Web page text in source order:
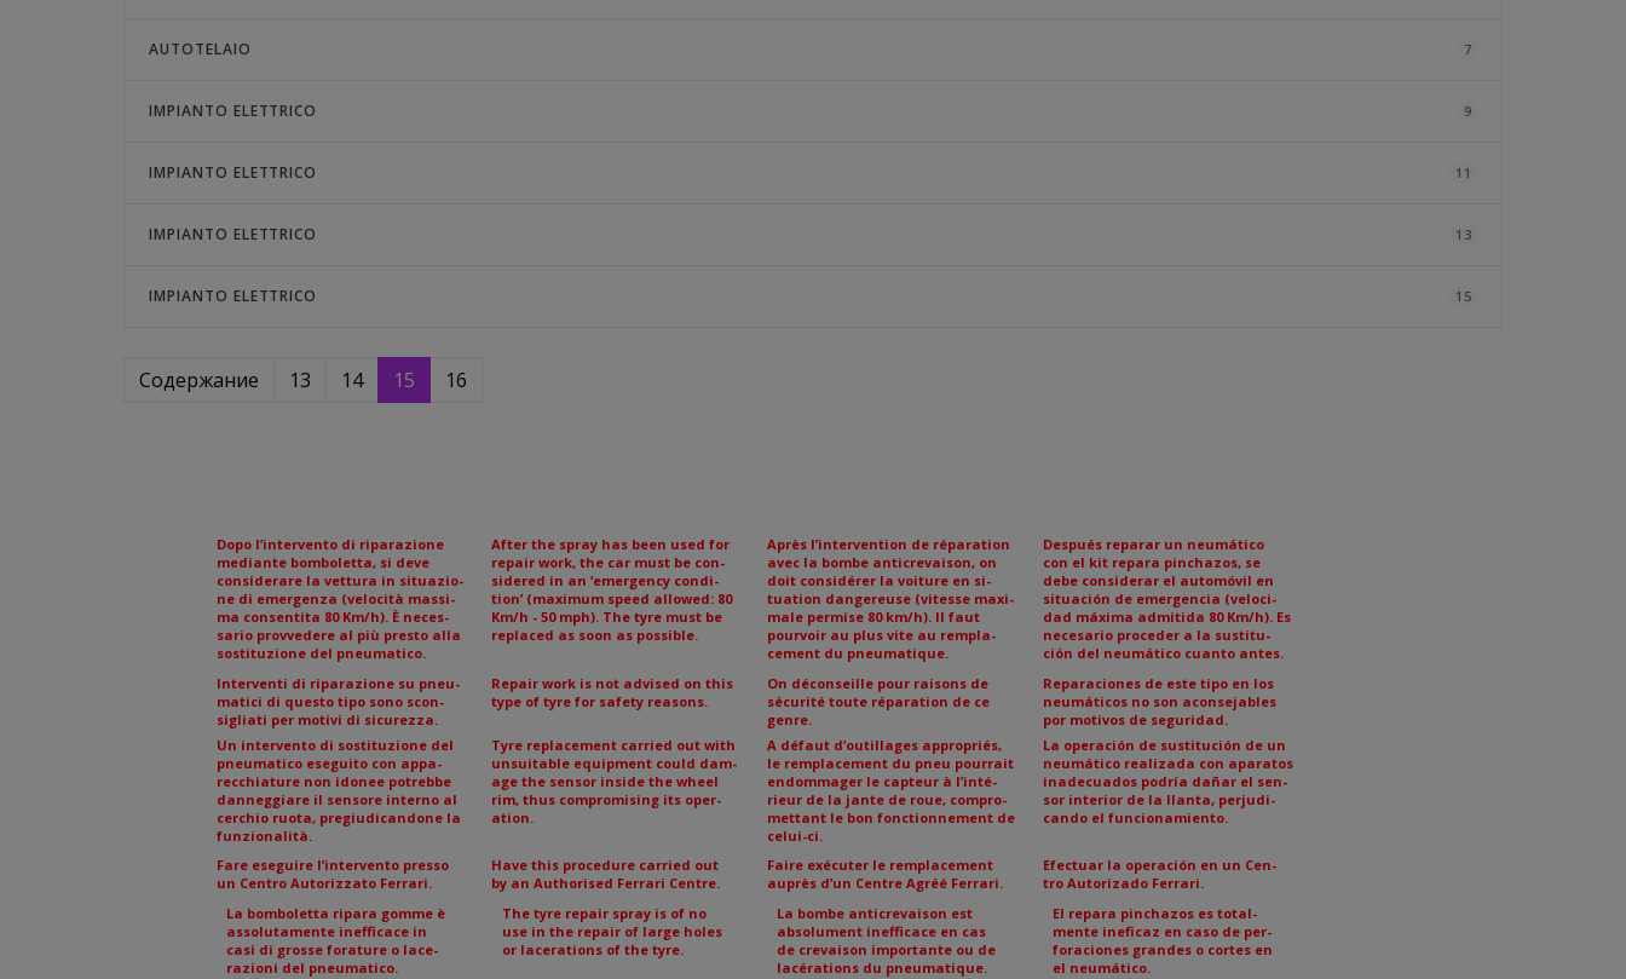
AUTOTELAIO 7
IMPIANTO ELETTRICO 9
IMPIANTO ELETTRICO 11
IMPIANTO ELETTRICO 13
IMPIANTO ELETTRICO 15
Содержание 13 14 15 16
Dopo l’intervento di riparazione
mediante bomboletta, si deve
considerare la vettura in situazio-
ne di emergenza (velocità massi-
ma consentita 80 Km/h). È neces-
sario provvedere al più presto alla
sostituzione del pneumatico.
Interventi di riparazione su pneu-
matici di questo tipo sono scon-
sigliati per motivi di sicurezza.
Un intervento di sostituzione del
pneumatico eseguito con appa-
recchiature non idonee potrebbe
danneggiare il sensore interno al
cerchio ruota, pregiudicandone la
funzionalità.
Fare eseguire l’intervento presso
un Centro Autorizzato Ferrari.
La bomboletta ripara gomme è
assolutamente inefficace in
casi di grosse forature o lace-
razioni del pneumatico.
After the spray has been used for
repair work, the car must be con-
sidered in an ‘emergency condi-
tion’ (maximum speed allowed: 80
Km/h - 50 mph). The tyre must be
replaced as soon as possible.
Repair work is not advised on this
type of tyre for safety reasons.
Tyre replacement carried out with
unsuitable equipment could dam-
age the sensor inside the wheel
rim, thus compromising its oper-
ation.
Have this procedure carried out
by an Authorised Ferrari Centre.
The tyre repair spray is of no
use in the repair of large holes
or lacerations of the tyre.
Après l’intervention de réparation
avec la bombe anticrevaison, on
doit considérer la voiture en si-
tuation dangereuse (vitesse maxi-
male permise 80 km/h). Il faut
pourvoir au plus vite au rempla-
cement du pneumatique.
On déconseille pour raisons de
sécurité toute réparation de ce
genre.
A défaut d’outillages appropriés,
le remplacement du pneu pourrait
endommager le capteur à l’inté-
rieur de la jante de roue, compro-
mettant le bon fonctionnement de
celui-ci.
Faire exécuter le remplacement
auprès d’un Centre Agréé Ferrari.
La bombe anticrevaison est
absolument inefficace en cas
de crevaison importante ou de
lacérations du pneumatique.
Después reparar un neumático
con el kit repara pinchazos, se
debe considerar el automóvil en
situación de emergencia (veloci-
dad máxima admitida 80 Km/h). Es
necesario proceder a la sustitu-
ción del neumático cuanto antes.
Reparaciones de este tipo en los
neumáticos no son aconsejables
por motivos de seguridad.
La operación de sustitución de un
neumático realizada con aparatos
inadecuados podría dañar el sen-
sor interior de la llanta, perjudi-
cando el funcionamiento.
Efectuar la operación en un Cen-
tro Autorizado Ferrari.
El repara pinchazos es total-
mente ineficaz en caso de per-
foraciones grandes o cortes en
el neumático.